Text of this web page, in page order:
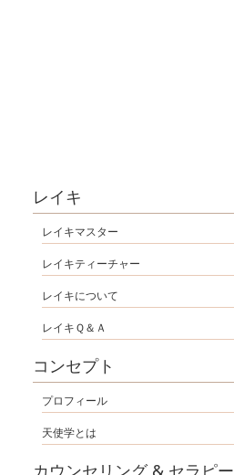
レイキ
レイキマスター
レイキティーチャー
レイキについて
レイキＱ＆Ａ
コンセプト
プロフィール
天使学とは
カウンセリング & セラピー